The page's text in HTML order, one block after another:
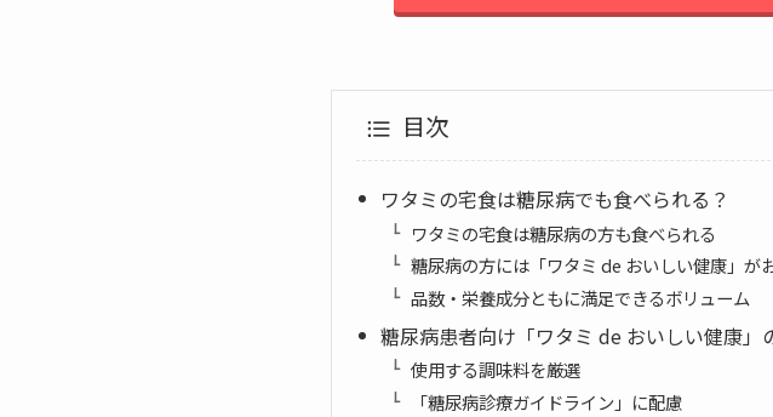
目次
ワタミの宅食は糖尿病でも食べられる？
ワタミの宅食は糖尿病の方も食べられる
糖尿病の方には「ワタミ de おいしい健康」が
品数・栄養成分ともに満足できるボリューム
糖尿病患者向け「ワタミ de おいしい健康」
使用する調味料を厳選
「糖尿病診療ガイドライン」に配慮